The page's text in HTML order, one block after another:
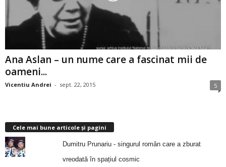
Ana Aslan – un nume care a fascinat mii de
oameni...
Vicentiu Andrei - sept. 22, 2015 5
Cele mai bune articole și pagini
Dumitru Prunariu - singurul român care a zburat
vreodată în spațiul cosmic